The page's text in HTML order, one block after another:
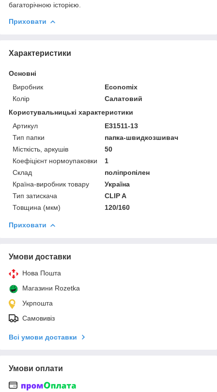
багаторічною історією.
Приховати
Характеристики
Основні
Виробник
Economix
Колір
Салатовий
Користувальницькі характеристики
Артикул
E31511-13
Тип папки
папка-швидкозшивач
Місткість, аркушів
50
Коефіцієнт нормоупаковки
1
Склад
поліпропілен
Країна-виробник товару
Україна
Тип затискача
CLIP A
Товщина (мкм)
120/160
Приховати
Умови доставки
Нова Пошта
Магазини Rozetka
Укрпошта
Самовивіз
Всі умови доставки
Умови оплати